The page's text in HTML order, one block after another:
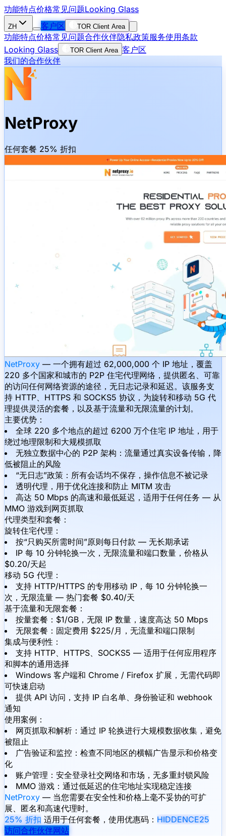
功能特点价格常见问题Looking Glass
ZH 客户区 TOR Client Area
功能特点价格常见问题合作伙伴隐私政策服务使用条款
Looking Glass
TOR Client Area 客户区
我们的合作伙伴
NetProxy
任何套餐 25% 折扣
NetProxy — 一个拥有超过 62,000,000 个 IP 地址，覆盖
220 多个国家和城市的 P2P 住宅代理网络，提供匿名、可靠
的访问任何网络资源的途径，无日志记录和延迟。该服务支
持 HTTP、HTTPS 和 SOCKS5 协议，为旋转和移动 5G 代
理提供灵活的套餐，以及基于流量和无限流量的计划。
主要优势：
全球 220 多个地点的超过 6200 万个住宅 IP 地址，用于
绕过地理限制和大规模抓取
无独立数据中心的 P2P 架构：流量通过真实设备传输，降
低被阻止的风险
“无日志”政策：所有会话均不保存，操作信息不被记录
透明代理，用于优化连接和防止 MITM 攻击
高达 50 Mbps 的高速和最低延迟，适用于任何任务 — 从
MMO 游戏到网页抓取
代理类型和套餐：
旋转住宅代理：
按“只购买所需时间”原则每日付款 — 无长期承诺
IP 每 10 分钟轮换一次，无限流量和端口数量，价格从
$0.20/天起
移动 5G 代理：
支持 HTTP/HTTPS 的专用移动 IP，每 10 分钟轮换一
次，无限流量 — 热门套餐 $0.40/天
基于流量和无限套餐：
按量套餐：$1/GB，无限 IP 数量，速度高达 50 Mbps
无限套餐：固定费用 $225/月，无流量和端口限制
集成与便利性：
支持 HTTP、HTTPS、SOCKS5 — 适用于任何应用程序
和脚本的通用选择
Windows 客户端和 Chrome / Firefox 扩展，无需代码即
可快速启动
提供 API 访问，支持 IP 白名单、身份验证和 webhook
通知
使用案例：
网页抓取和解析：通过 IP 轮换进行大规模数据收集，避免
被阻止
广告验证和监控：检查不同地区的横幅广告显示和价格变
化
账户管理：安全登录社交网络和市场，无多重封锁风险
MMO 游戏：通过低延迟的住宅地址实现稳定连接
NetProxy — 当您需要在安全性和价格上毫不妥协的可扩
展、匿名和高速代理时。
25% 折扣 适用于任何套餐，使用优惠码： HIDDENCE25
访问合作伙伴网站